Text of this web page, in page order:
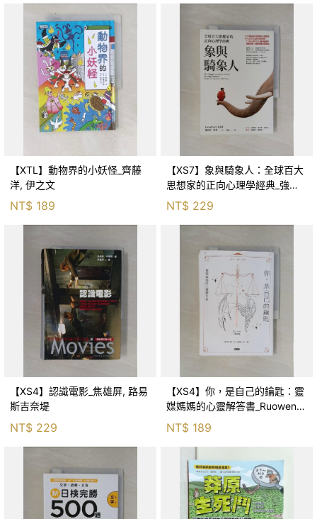
【XTL】動物界的小妖怪_齊藤
洋, 伊之文
NT$ 189
【XS7】象與騎象人：全球百大
思想家的正向心理學經典_強納
森．海德, 李靜瑤
NT$ 229
【XS4】認識電影_焦雄屏, 路易
斯吉奈堤
NT$ 229
【XS4】你，是自己的鑰匙：靈
媒媽媽的心靈解答書_Ruowen
Huang
NT$ 189